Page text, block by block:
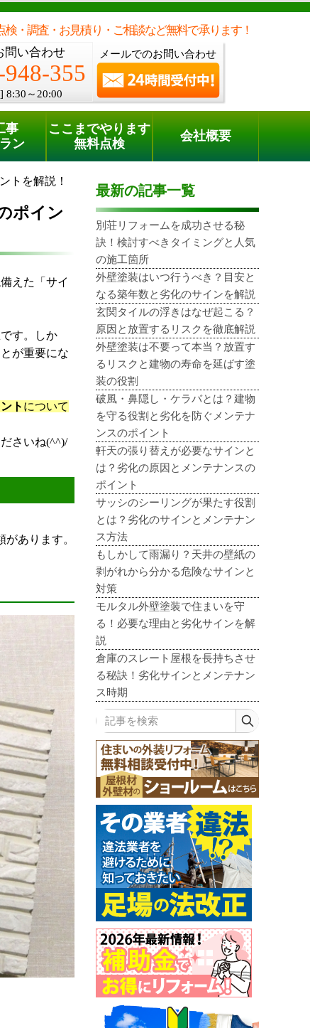
検・調査・お見積り・ご相談など無料で承ります！
問い合わせ
355
8:30～20:00
メールでのお問い合わせ
電話でのご相談 [8:30～20:00]
phone0120-948-355
事
ン
ここまでやります
無料点検
会社概要
トを解説！
ポイン
えた「サイ
す。しか
が重要にな
ト について
さいね(^^)/
あります。
最新の記事一覧
別荘リフォームを成功させる秘
訣！検討すべきタイミングと人気
の施工箇所
外壁塗装はいつ行うべき？目安と
なる築年数と劣化のサインを解説
玄関タイルの浮きはなぜ起こる？
原因と放置するリスクを徹底解説
外壁塗装は不要って本当？放置す
るリスクと建物の寿命を延ばす塗
装の役割
破風・鼻隠し・ケラバとは？建物
を守る役割と劣化を防ぐメンテナ
ンスのポイント
軒天の張り替えが必要なサインと
は？劣化の原因とメンテナンスの
ポイント
サッシのシーリングが果たす役割
とは？劣化のサインとメンテナン
ス方法
もしかして雨漏り？天井の壁紙の
剥がれから分かる危険なサインと
対策
モルタル外壁塗装で住まいを守
る！必要な理由と劣化サインを解
説
倉庫のスレート屋根を長持ちさせ
る秘訣！劣化サインとメンテナン
ス時期
記事を検索